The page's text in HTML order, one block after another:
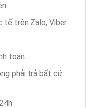
tế trên Zalo, Viber
toán.
phải trả bất cứ